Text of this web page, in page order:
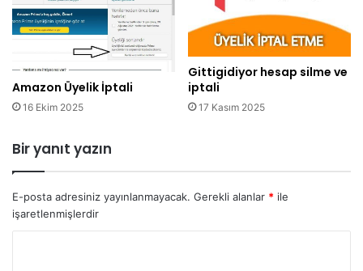
Amazon Üyelik İptali
16 Ekim 2025
Gittigidiyor hesap silme ve
iptali
17 Kasım 2025
Bir yanıt yazın
E-posta adresiniz yayınlanmayacak. Gerekli alanlar * ile
işaretlenmişlerdir